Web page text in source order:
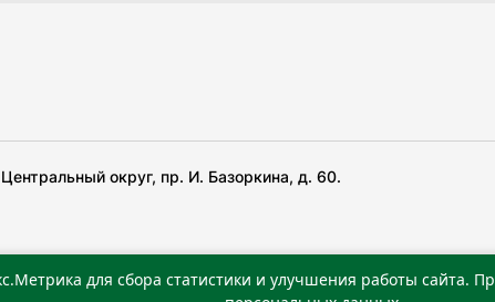
округ, пр. И. Базоркина, д. 60.
хоам беча гIирсаштеи, цар дуккхача тайпаштеи тIахьожам
для сбора статистики и улучшения работы сайта.